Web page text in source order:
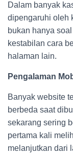
Dalam banyak
dipengaruhi oleh
bukan hanya
kestabilan cara
halaman lain.
Pengalaman
Banyak website
berbeda saat
sekarang sering
pertama kali
melanjutkan dari